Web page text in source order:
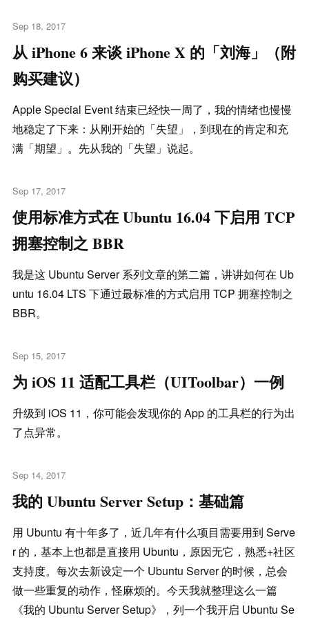
Sep 18, 2017
从 iPhone 6 来谈 iPhone X 的「刘海」（附
购买建议）
Apple Special Event 结束已经快一周了，我的情绪也慢慢
地稳定了下来：从刚开始的「失望」，到现在的肯定和充
满「期望」。先从我的「失望」说起。
Sep 17, 2017
使用标准方式在 Ubuntu 16.04 下启用 TCP
拥塞控制之 BBR
我是这 Ubuntu Server 系列文章的第二篇，讲讲如何在 Ub
untu 16.04 LTS 下通过最标准的方式启用 TCP 拥塞控制之
BBR。
Sep 15, 2017
为 iOS 11 适配工具栏（UIToolbar）一例
升级到 iOS 11，你可能会发现你的 App 的工具栏的行为出
了点异常。
Sep 14, 2017
我的 Ubuntu Server Setup：基础篇
用 Ubuntu 有十年多了，近几年有什么项目需要用到 Serve
r 的，基本上也都是直接用 Ubuntu，原因无它，熟悉+社区
支持度。每次去新设定一个 Ubuntu Server 的时候，总会
做一些重复的动作，怪麻烦的。今天我就整理这么一篇
《我的 Ubuntu Server Setup》，列一个我开启 Ubuntu Se